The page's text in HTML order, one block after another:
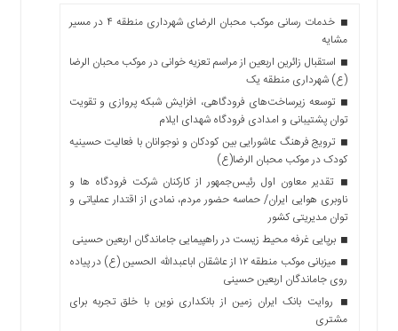
خدمات رسانی موکب محبان الرضای شهرداری منطقه ۴ در مسیر
مشایه
استقبال زائرین اربعین از مراسم تعزیه خوانی در موکب محبان الرضا
(ع) شهرداری منطقه یک
توسعه زیرساخت‌های فرودگاهی، افزایش شبکه پروازی و تقویت
توان پشتیبانی و امدادی فرودگاه شهدای ایلام
ترویج فرهنگ عاشورایی بین کودکان و نوجوانان با فعالیت حسینیه
کودک در موکب محبان الرضا(ع)
تقدیر معاون اول رئیس‌جمهور از کارکنان شرکت فرودگاه ها و
ناوبری هوایی ایران/ حماسه حضور مردم، نمادی از اقتدار عملیاتی و
توان مدیریتی کشور
برپایی غرفه محیط زیست در راهپیمایی جاماندگان اربعین حسینی
میزبانی موکب منطقه ۱۲ از عاشقان اباعبدالله الحسین (ع) در پیاده
روی جاماندگان اربعین حسینی
روایت بانک ایران زمین از بانکداری نوین با خلق تجربه برای
مشتری